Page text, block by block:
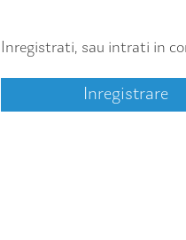
Inregistrati, sau intrati in
Inregistrare